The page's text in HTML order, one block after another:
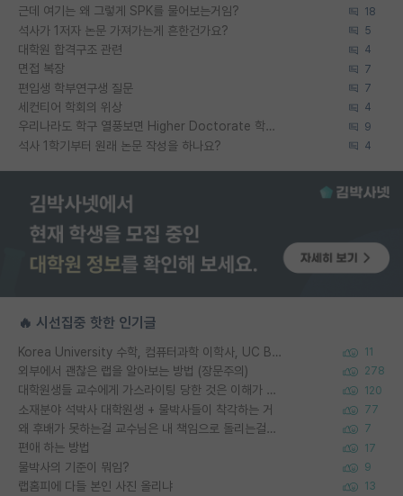
근데 여기는 왜 그렇게 SPK를 물어보는거임? 18
석사가 1저자 논문 가져가는게 흔한건가요? 5
대학원 합격구조 관련 4
면접 복장 7
편입생 학부연구생 질문 7
세컨티어 학회의 위상 4
우리나라도 학구 열풍보면 Higher Doctorate 학위가 필요하다고 봅니다. 9
석사 1학기부터 원래 논문 작성을 하나요? 4
🔥 시선집중 핫한 인기글
Korea University 수학, 컴퓨터과학 이학사, UC Berkeley 산업공학 대학원 공학박사가 되는 것은 쉽지 않겠죠? 11
외부에서 괜찮은 랩을 알아보는 방법 (장문주의) 278
대학원생들 교수에게 가스라이팅 당한 것은 이해가 갑니다. 안타깝네요. 120
소재분야 석박사 대학원생 + 물박사들이 착각하는 거 77
왜 후배가 못하는걸 교수님은 내 책임으로 돌리는걸까요? 7
편애 하는 방법 17
물박사의 기준이 뭐임? 9
랩홈피에 다들 본인 사진 올리냐 13